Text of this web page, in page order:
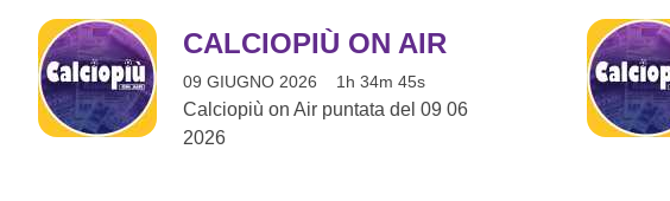
CALCIOPIÙ ON AIR
09 GIUGNO 2026 1h 34m 45s
Calciopiù on Air puntata del 09 06
2026